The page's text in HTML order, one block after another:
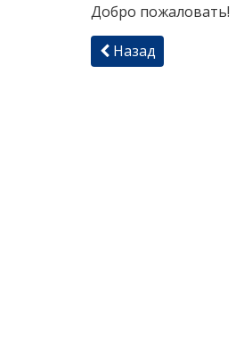
Добро пожаловать!
Назад